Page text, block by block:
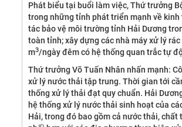
Phát biểu tại buổi làm việc, Thứ trưởng
trong những tỉnh phát triển mạnh về
tác bảo vệ môi trường tỉnh Hải Dương
toàn tỉnh; xây dựng các nhà máy xử lý
m3/ngày đêm có hệ thống quan trắc tự
Thứ trưởng Võ Tuấn Nhân nhấn mạnh:
xử lý nước thải tập trung. Thời gian tới
thống xử lý thải đạt quy chuẩn. Hải
hệ thống xử lý nước thải sinh hoạt của
Hải, trong đó bao gồm cả nước thải,